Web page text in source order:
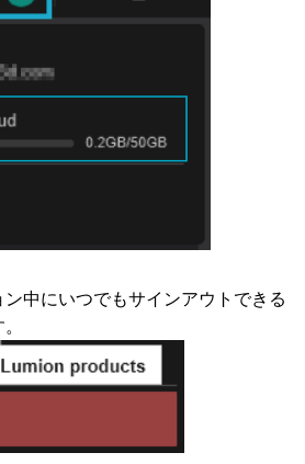
中にいつでもサインアウトできる